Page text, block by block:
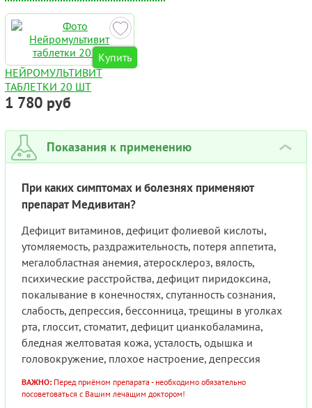
Купить
НЕЙРОМУЛЬТИВИТ
ТАБЛЕТКИ 20 ШТ
1 780 руб
Показания к применению ›
При каких симптомах и болезнях применяют
препарат Медивитан?
Дефицит витаминов, дефицит фолиевой кислоты,
утомляемость, раздражительность, потеря аппетита,
мегалобластная анемия, атеросклероз, вялость,
психические расстройства, дефицит пиридоксина,
покалывание в конечностях, спутанность сознания,
слабость, депрессия, бессонница, трещины в уголках
рта, глоссит, стоматит, дефицит цианкобаламина,
бледная желтоватая кожа, усталость, одышка и
головокружение, плохое настроение, депрессия
ВАЖНО: Перед приёмом препарата - необходимо обязательно
посоветоваться с Вашим лечащим доктором!